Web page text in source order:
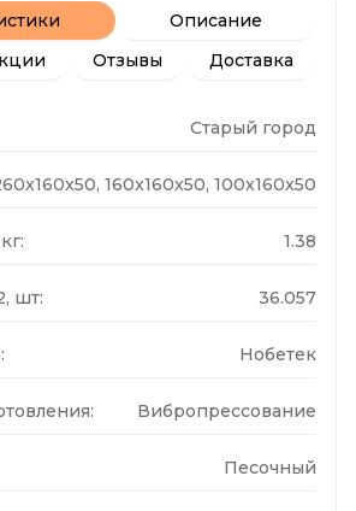
Описание
Отзывы Доставка
Старый город
160x160x50, 100x160x50
1.38
шт: 36.057
Нобетек
Вибропрессование
Песочный